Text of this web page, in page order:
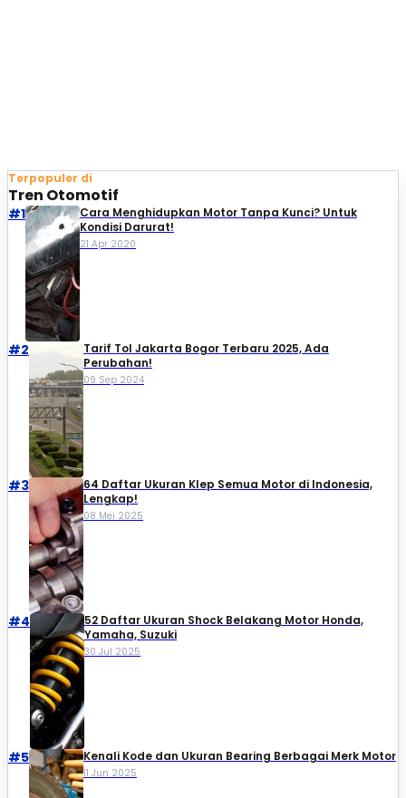
Terpopuler di
Tren Otomotif
#1
Cara Menghidupkan Motor Tanpa Kunci? Untuk
Kondisi Darurat!
21 Apr 2020
#2
Tarif Tol Jakarta Bogor Terbaru 2025, Ada
Perubahan!
09 Sep 2024
#3
64 Daftar Ukuran Klep Semua Motor di Indonesia,
Lengkap!
08 Mei 2025
#4
52 Daftar Ukuran Shock Belakang Motor Honda,
Yamaha, Suzuki​
30 Jul 2025
#5 Kenali Kode dan Ukuran Bearing Berbagai Merk Motor
11 Jun 2025